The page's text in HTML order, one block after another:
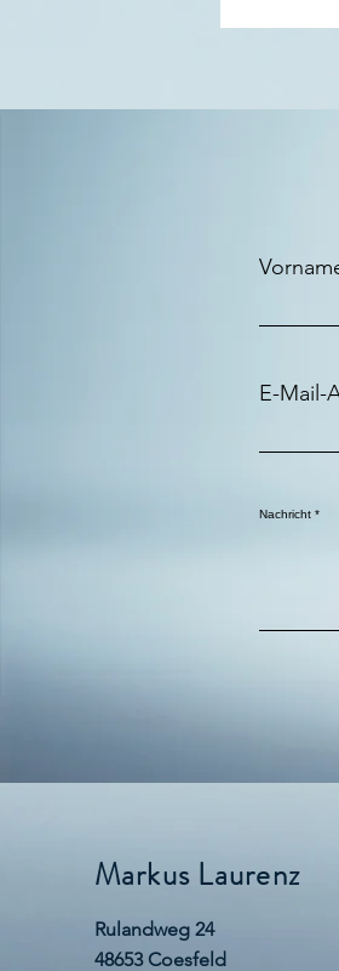
E-Mail-
Nachricht
Markus Laurenz
Rulandweg 24
48653 Coesfeld